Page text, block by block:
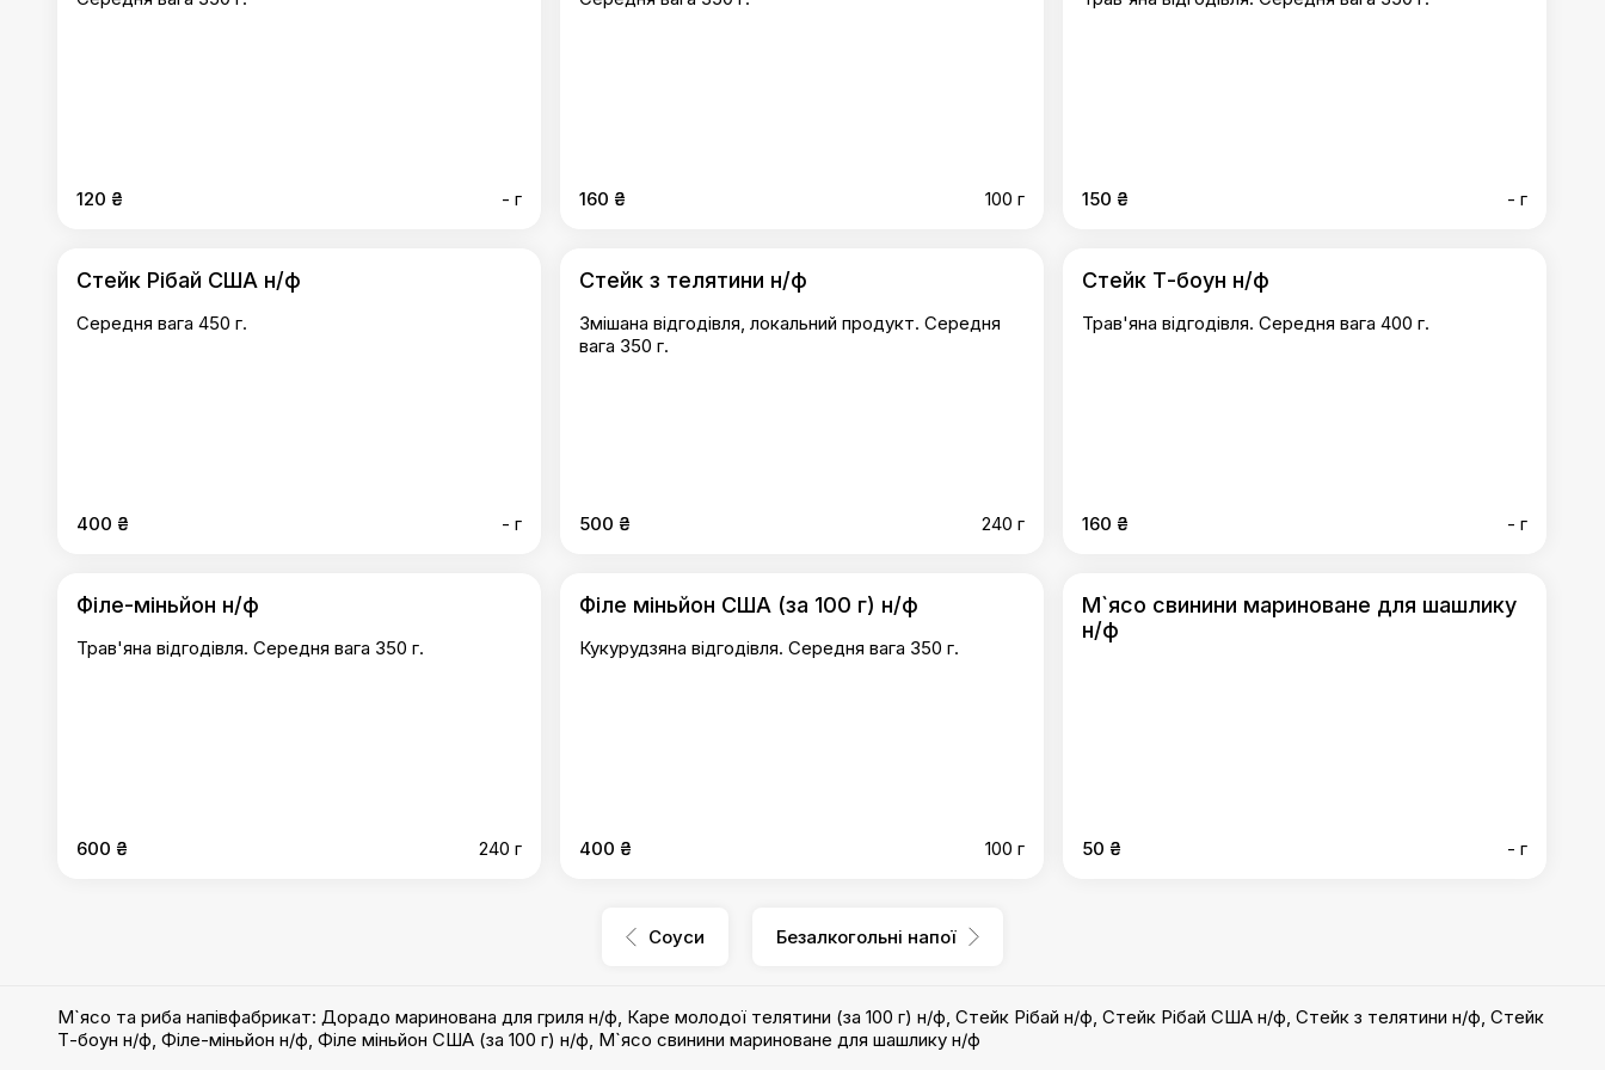
120 ₴ - г 160 ₴ 100 г 150 ₴ - г
Стейк Рібай США н/ф
Середня вага 450 г.
400 ₴ - г
Стейк з телятини н/ф
Змішана відгодівля, локальний продукт. Середня
вага 350 г.
500 ₴ 240 г
Стейк Т-боун н/ф
Трав'яна відгодівля. Середня вага 400 г.
160 ₴ - г
Філе-міньйон н/ф
Трав'яна відгодівля. Середня вага 350 г.
600 ₴ 240 г
Філе міньйон США (за 100 г) н/ф
Кукурудзяна відгодівля. Середня вага 350 г.
400 ₴ 100 г
М`ясо свинини мариноване для шашлику
н/ф
50 ₴ - г
Соуси Безалкогольні напої
М`ясо та риба напівфабрикат: Дорадо маринована для гриля н/ф, Каре молодої телятини (за 100 г) н/ф, Стейк Рібай н/ф, Стейк Рібай США н/ф, Стейк з телятини н/ф, Стейк
Т-боун н/ф, Філе-міньйон н/ф, Філе міньйон США (за 100 г) н/ф, М`ясо свинини мариноване для шашлику н/ф